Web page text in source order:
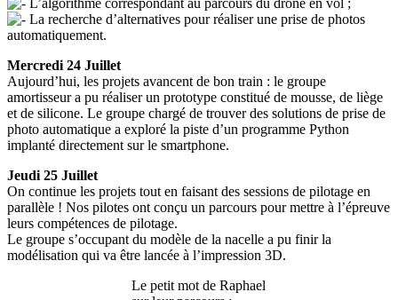
L’algorithme correspondant au parcours du drone en vol ;
La recherche d’alternatives pour réaliser une prise de photos
automatiquement.
Mercredi 24 Juillet
Aujourd’hui, les projets avancent de bon train : le groupe
amortisseur a pu réaliser un prototype constitué de mousse, de liège
et de silicone. Le groupe chargé de trouver des solutions de prise de
photo automatique a exploré la piste d’un programme Python
implanté directement sur le smartphone.
Jeudi 25 Juillet
On continue les projets tout en faisant des sessions de pilotage en
parallèle ! Nos pilotes ont conçu un parcours pour mettre à l’épreuve
leurs compétences de pilotage.
Le groupe s’occupant du modèle de la nacelle a pu finir la
modélisation qui va être lancée à l’impression 3D.
Le petit mot de Raphael